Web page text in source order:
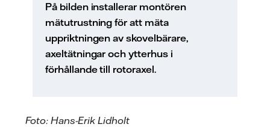
På bilden installerar montören
mätutrustning för att mäta
uppriktningen av skovelbärare,
axeltätningar och ytterhus i
förhållande till rotoraxel.
Foto: Hans-Erik Lidholt